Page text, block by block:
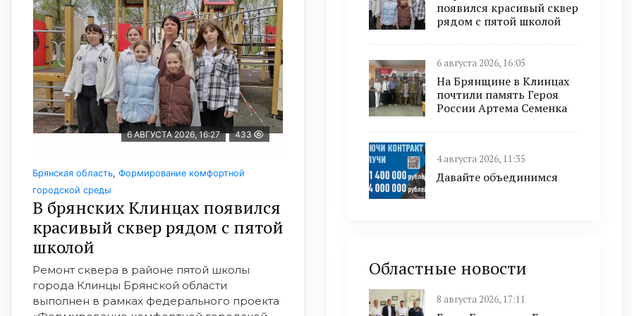
6 АВГУСТА 2026, 16:27 433
Брянская область, Формирование комфортной
городской среды
В брянских Клинцах появился
красивый сквер рядом с пятой
школой
Ремонт сквера в районе пятой школы
города Клинцы Брянской области
выполнен в рамках федерального проекта
появился красивый сквер
рядом с пятой школой
6 августа 2026, 16:05
На Брянщине в Клинцах
почтили память Героя
России Артема Семенка
4 августа 2026, 11:35
Давайте объединимся
Областные новости
8 августа 2026, 17:11